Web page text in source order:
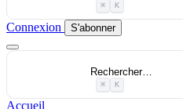
⌘ K
Connexion S'abonner
Rechercher…
⌘ K
Accueil